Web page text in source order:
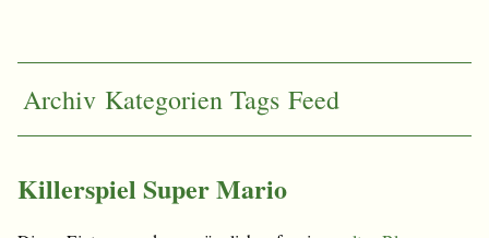
Archiv Kategorien Tags Feed
Killerspiel Super Mario